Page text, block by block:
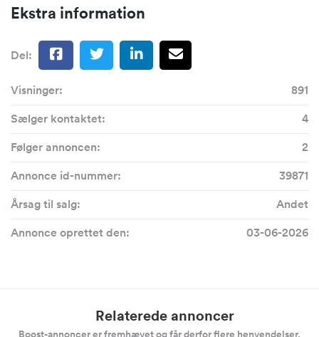
Ekstra information
Del:
Visninger:
891
Sælger kontaktet:
4
Følger annoncen:
2
Annonce id-nummer:
39871
Årsag til salg:
Andet
Annonce oprettet den:
03-06-2026
Relaterede annoncer
Boost-annoncer er fremhævet og får derfor flere henvendelser.